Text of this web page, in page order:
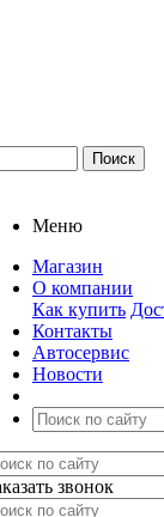
Меню
Магазин
О компании
Как купить
Контакты
Автосервис
Новости
звонок